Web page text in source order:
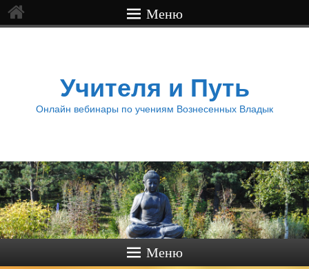
Меню
Учителя и Путь
Онлайн вебинары по учениям Вознесенных Владык
Меню